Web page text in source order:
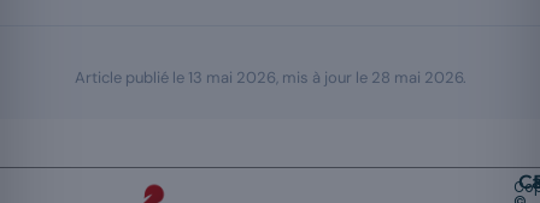
Article publié le 13 mai 2026, mis à jour le 28 mai 2026.